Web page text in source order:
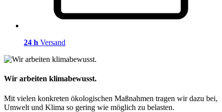
24 h Versand
Wir arbeiten klimabewusst.
Mit vielen konkreten ökologischen Maßnahmen tragen wir dazu bei,
Umwelt und Klima so gering wie möglich zu belasten.